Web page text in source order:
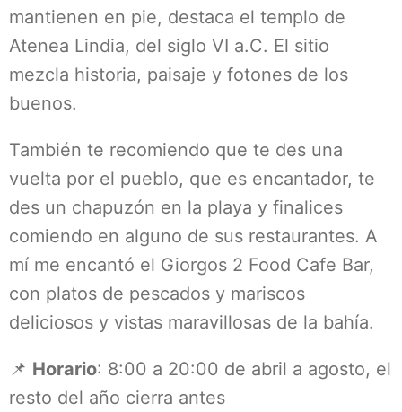
mantienen en pie, destaca el templo de
Atenea Lindia, del siglo VI a.C. El sitio
mezcla historia, paisaje y fotones de los
buenos.
También te recomiendo que te des una
vuelta por el pueblo, que es encantador, te
des un chapuzón en la playa y finalices
comiendo en alguno de sus restaurantes. A
mí me encantó el Giorgos 2 Food Cafe Bar,
con platos de pescados y mariscos
deliciosos y vistas maravillosas de la bahía.
📌 Horario: 8:00 a 20:00 de abril a agosto, el
resto del año cierra antes